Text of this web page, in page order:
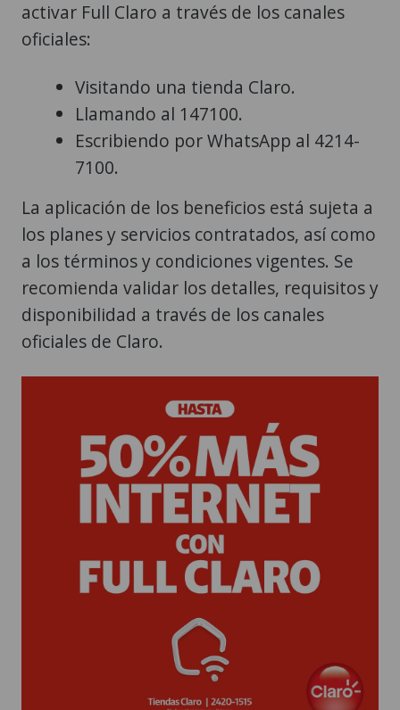
activar Full Claro a través de los canales
oficiales:
Visitando una tienda Claro.
Llamando al 147100.
Escribiendo por WhatsApp al 4214-
7100.
La aplicación de los beneficios está sujeta a
los planes y servicios contratados, así como
a los términos y condiciones vigentes. Se
recomienda validar los detalles, requisitos y
disponibilidad a través de los canales
oficiales de Claro.